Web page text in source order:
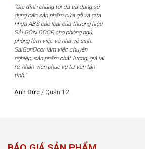
"Gia đình chúng tôi đã và đang sử
dụng các sản phẩm cửa gỗ và cửa
nhựa ABS các loại của thương hiệu
SÀI GÒN DOOR cho phòng ngủ,
phòng làm việc và nhà vệ sinh.
SaiGonDoor làm việc chuyên
nghiệp, sản phẩm chất lượng, giá lại
rẻ, nhân viên phục vụ tư vấn tận
tình."
Anh Đức / Quận 12